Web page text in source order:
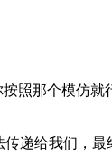
那个模仿就
给我们，最